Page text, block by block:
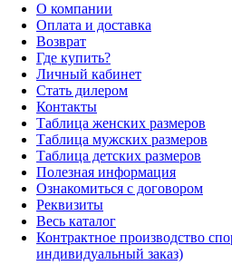
О компании
Оплата и доставка
Возврат
Где купить?
Личный кабинет
Стать дилером
Контакты
Таблица женских размеров
Таблица мужских размеров
Таблица детских размеров
Полезная информация
Ознакомиться с договором
Реквизиты
Весь каталог
Контрактное производство
индивидуальный заказ)